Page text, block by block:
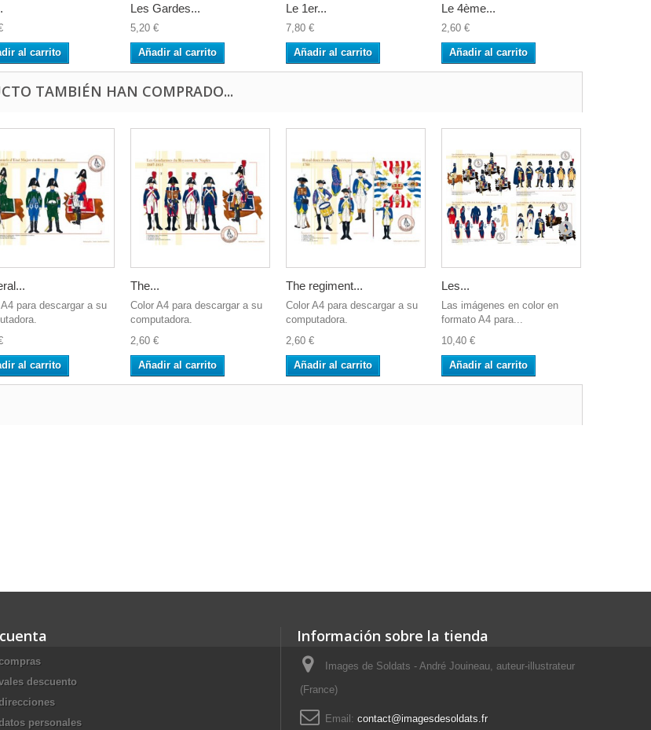
al carrito
Les Gardes...
5,20 €
Añadir al carrito
Le 1er...
7,80 €
Añadir al carrito
Le 4ème...
2,60 €
Añadir al carrito
TAMBIÉN HAN COMPRADO...
para descargar a su
al carrito
The...
Color A4 para descargar a su
computadora.
2,60 €
Añadir al carrito
The regiment...
Color A4 para descargar a su
computadora.
2,60 €
Añadir al carrito
Les...
Las imágenes en color en
formato A4 para...
10,40 €
Añadir al carrito
descuento
personales
Información sobre la tienda
Images de Soldats - André Jouineau, auteur-illustrateur
(France)
Email: contact@imagesdesoldats.fr